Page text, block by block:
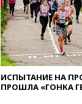
ИСПЫТАНИЕ НА
ПРОШЛА «ГОНКА